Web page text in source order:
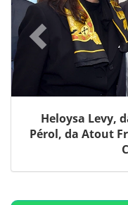
Heloysa Levy,
Pérol, da Atout